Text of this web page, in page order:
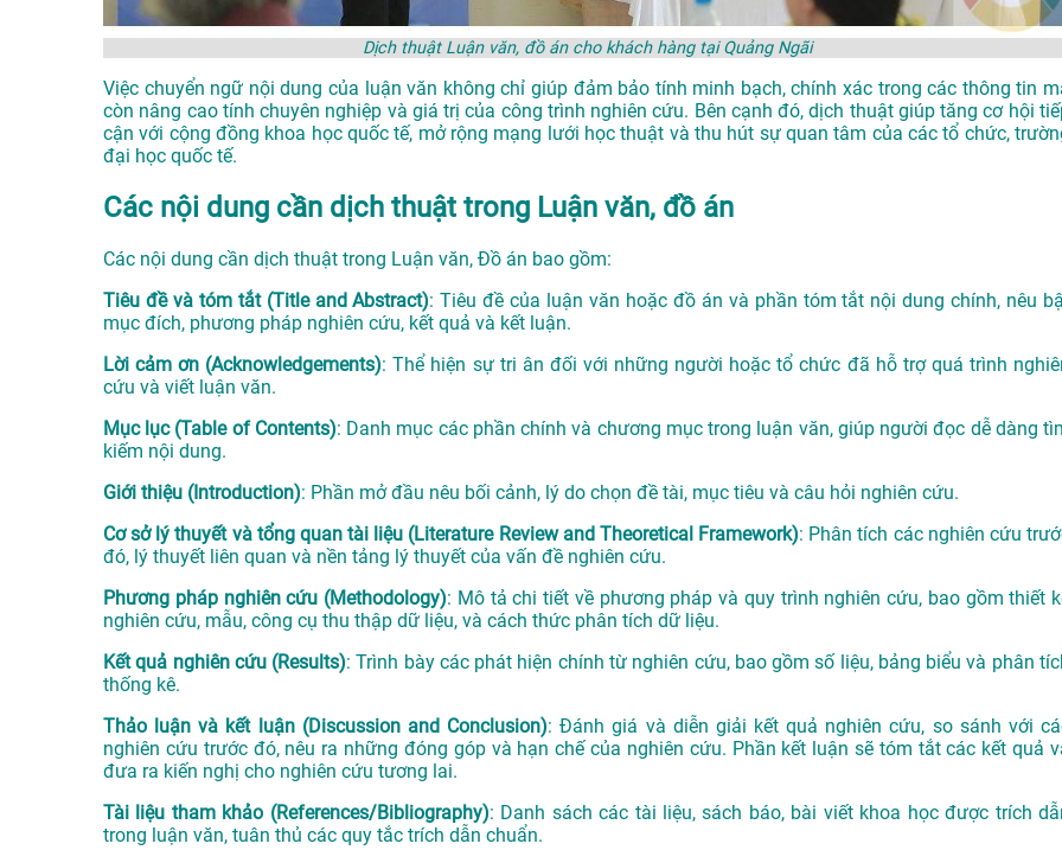
Dịch thuật Luận văn, đồ án cho khách hàng tại Quảng Ngãi
Việc chuyển ngữ nội dung của luận văn không chỉ giúp đảm bảo tính minh bạch, chính xác trong các thông tin
còn nâng cao tính chuyên nghiệp và giá trị của công trình nghiên cứu. Bên cạnh đó, dịch thuật giúp tăng cơ hội
cận với cộng đồng khoa học quốc tế, mở rộng mạng lưới học thuật và thu hút sự quan tâm của các tổ chức,
đại học quốc tế.
Các nội dung cần dịch thuật trong Luận văn, đồ án
Các nội dung cần dịch thuật trong Luận văn, Đồ án bao gồm:
Tiêu đề và tóm tắt (Title and Abstract): Tiêu đề của luận văn hoặc đồ án và phần tóm tắt nội dung chính, nêu
mục đích, phương pháp nghiên cứu, kết quả và kết luận.
Lời cảm ơn (Acknowledgements): Thể hiện sự tri ân đối với những người hoặc tổ chức đã hỗ trợ quá trình
cứu và viết luận văn.
Mục lục (Table of Contents): Danh mục các phần chính và chương mục trong luận văn, giúp người đọc dễ dàng
kiếm nội dung.
Giới thiệu (Introduction): Phần mở đầu nêu bối cảnh, lý do chọn đề tài, mục tiêu và câu hỏi nghiên cứu.
Cơ sở lý thuyết và tổng quan tài liệu (Literature Review and Theoretical Framework): Phân tích các nghiên cứu
đó, lý thuyết liên quan và nền tảng lý thuyết của vấn đề nghiên cứu.
Phương pháp nghiên cứu (Methodology): Mô tả chi tiết về phương pháp và quy trình nghiên cứu, bao gồm thiết
nghiên cứu, mẫu, công cụ thu thập dữ liệu, và cách thức phân tích dữ liệu.
Kết quả nghiên cứu (Results): Trình bày các phát hiện chính từ nghiên cứu, bao gồm số liệu, bảng biểu và phân
thống kê.
Thảo luận và kết luận (Discussion and Conclusion): Đánh giá và diễn giải kết quả nghiên cứu, so sánh với
nghiên cứu trước đó, nêu ra những đóng góp và hạn chế của nghiên cứu. Phần kết luận sẽ tóm tắt các kết quả
đưa ra kiến nghị cho nghiên cứu tương lai.
Tài liệu tham khảo (References/Bibliography): Danh sách các tài liệu, sách báo, bài viết khoa học được trích
trong luận văn, tuân thủ các quy tắc trích dẫn chuẩn.